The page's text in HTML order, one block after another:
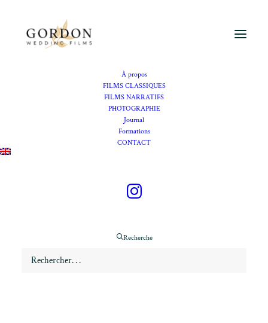
À propos
FILMS CLASSIQUES
FILMS NARRATIFS
PHOTOGRAPHIE
Journal
Formations
CONTACT
Recherche
Vidéaste mariage Mas de Peint
en Camargue